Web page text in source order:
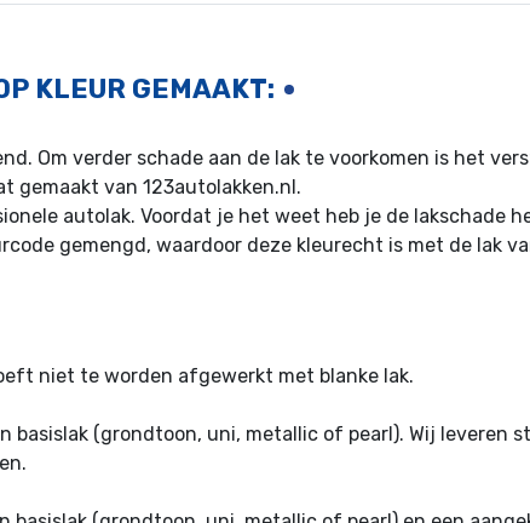
KLEUR GEMAAKT:
Om verder schade aan de lak te voorkomen is het
gemaakt van 123autolakken.nl.
autolak. Voordat je het weet heb je de lakschade
gemengd, waardoor deze kleurecht is met de lak
niet te worden afgewerkt met blanke lak.
basislak (grondtoon, uni, metallic of pearl). Wij leveren